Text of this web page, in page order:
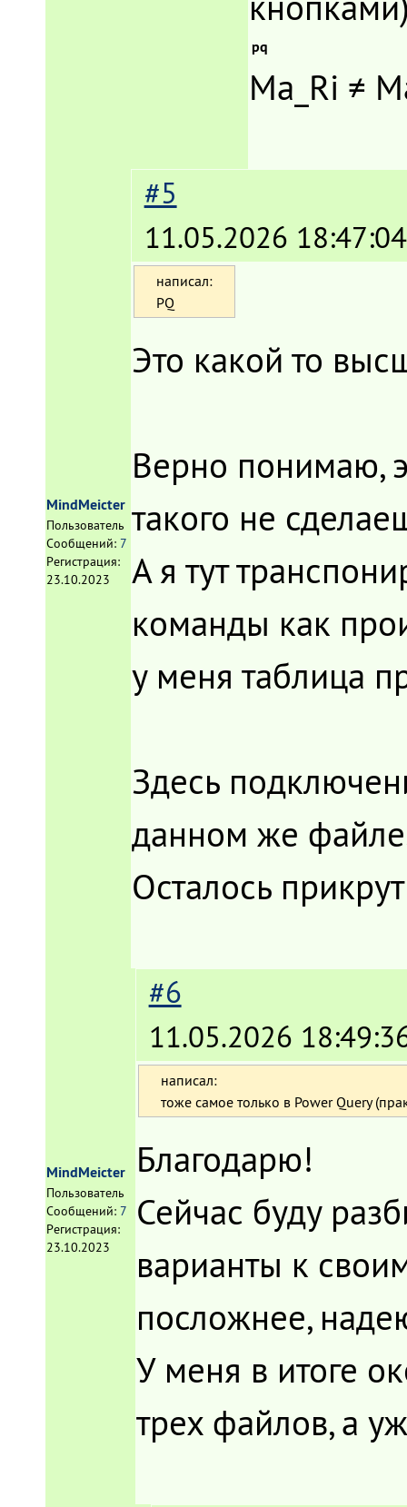
pq
Ma_Ri ≠
MindMeicter
Пользователь
Сообщений: 7
Регистрация:
23.10.2023
#5
11.05.2026 18:47:04
написал:
PQ
Это какой то
Верно понимаю,
такого не
А я тут
команды как
у меня таблица
Здесь
данном же
Осталось
MindMeicter
Пользователь
Сообщений: 7
Регистрация:
23.10.2023
#6
11.05.2026
написал:
тоже самое только в Power Query
Благодарю!
Сейчас буду
варианты к
посложнее,
У меня в итоге
трех файлов, а